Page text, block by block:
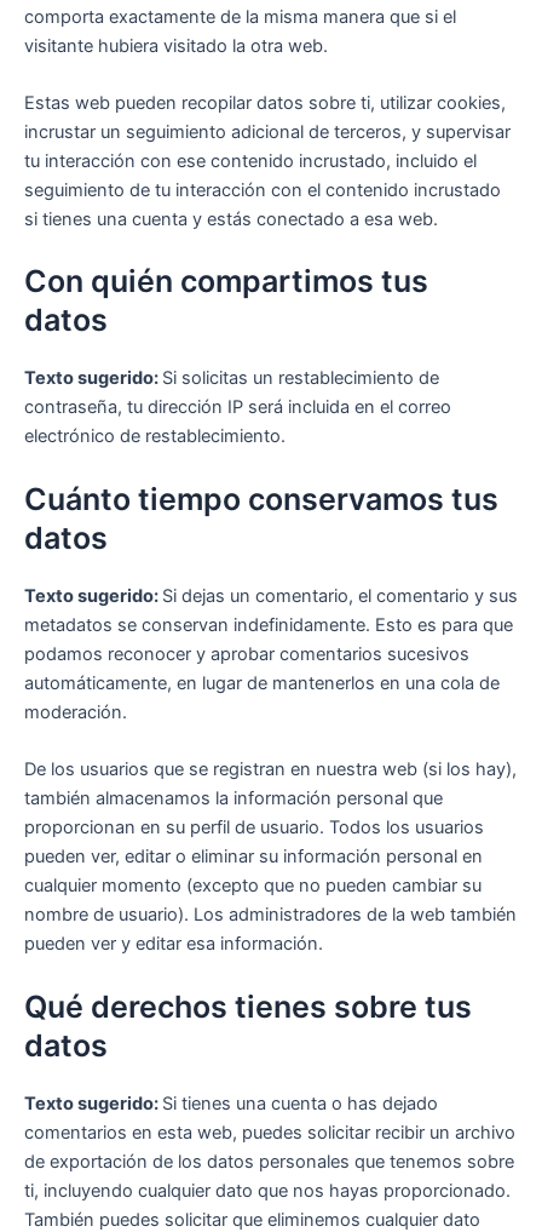
comporta exactamente de la misma manera que si el
visitante hubiera visitado la otra web.
Estas web pueden recopilar datos sobre ti, utilizar cookies,
incrustar un seguimiento adicional de terceros, y supervisar
tu interacción con ese contenido incrustado, incluido el
seguimiento de tu interacción con el contenido incrustado
si tienes una cuenta y estás conectado a esa web.
Con quién compartimos tus
datos
Texto sugerido: Si solicitas un restablecimiento de
contraseña, tu dirección IP será incluida en el correo
electrónico de restablecimiento.
Cuánto tiempo conservamos tus
datos
Texto sugerido: Si dejas un comentario, el comentario y sus
metadatos se conservan indefinidamente. Esto es para que
podamos reconocer y aprobar comentarios sucesivos
automáticamente, en lugar de mantenerlos en una cola de
moderación.
De los usuarios que se registran en nuestra web (si los hay),
también almacenamos la información personal que
proporcionan en su perfil de usuario. Todos los usuarios
pueden ver, editar o eliminar su información personal en
cualquier momento (excepto que no pueden cambiar su
nombre de usuario). Los administradores de la web también
pueden ver y editar esa información.
Qué derechos tienes sobre tus
datos
Texto sugerido: Si tienes una cuenta o has dejado
comentarios en esta web, puedes solicitar recibir un archivo
de exportación de los datos personales que tenemos sobre
ti, incluyendo cualquier dato que nos hayas proporcionado.
También puedes solicitar que eliminemos cualquier dato